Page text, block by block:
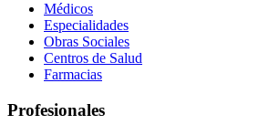
Médicos
Especialidades
Obras Sociales
Centros de Salud
Farmacias
Profesionales